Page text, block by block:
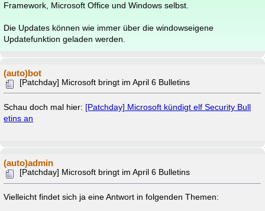
Framework, Microsoft Office und Windows selbst.
Die Updates können wie immer über die windowseigene
Updatefunktion geladen werden.
(auto)bot
[Patchday] Microsoft bringt im April 6 Bulletins
Schau doch mal hier: [Patchday] Microsoft kündigt elf Security Bull
etins an
(auto)admin
[Patchday] Microsoft bringt im April 6 Bulletins
Vielleicht findet sich ja eine Antwort in folgenden Themen: